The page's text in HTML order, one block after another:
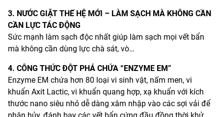
3. NƯỚC GIẶT THẾ HỆ MỚI – LÀM SẠCH MÀ KHÔNG CẦN
CẦN LỰC TÁC ĐỘNG
Sức mạnh làm sạch độc nhất giúp làm sạch mọi vết bẩn
mà không cần dùng lực chà sát, vò…
4. CÔNG THỨC ĐỘT PHÁ CHỨA “ENZYME EM”
Enzyme EM chứa hơn 80 loại vi sinh vật, nấm men, vi
khuẩn Axit Lactic, vi khuẩn quang hợp, xạ khuẩn với kích
thước nano siêu nhỏ dễ dàng xâm nhập vào các sợi vải để